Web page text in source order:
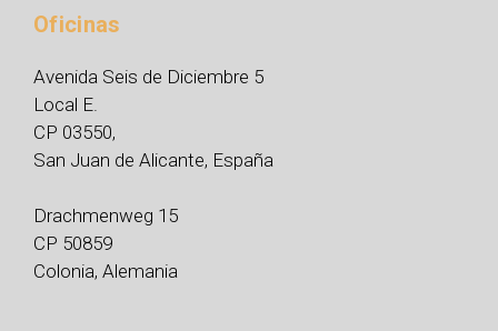
Oficinas
Avenida Seis de Diciembre 5
Local E.
CP 03550,
San Juan de Alicante, España
Drachmenweg 15
CP 50859